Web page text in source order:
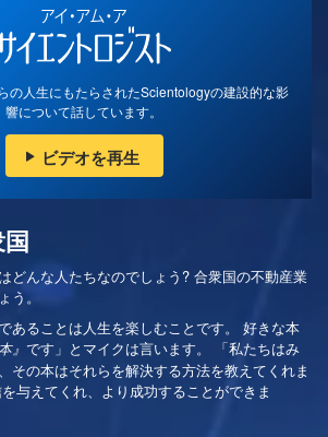
の人生にもたらされたScientologyの建設的な影
響について話しています。
ビデオを再生
どんな人たちなのでしょう? 合衆国の不動産業
。
あることは人生を楽しむことです。 好きな本
』 です」とマイクは言います。 「私たちはみ
その本はそれらを解決する方法を教えてくれま
与えてくれ、より成功することができま